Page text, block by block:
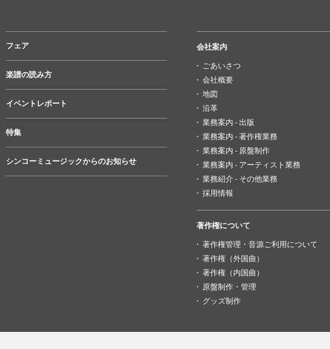
フェア
楽譜の読み方
イベントレポート
特集
シンコーミュージックからのお知らせ
会社案内
ごあいさつ
会社概要
地図
沿革
業務案内 - 出版
業務案内 - 著作権業務
業務案内 - 原盤制作
業務案内 - アーティスト業務
業務紹介 - その他業務
採用情報
著作権について
著作権管理・音源ご利用について
著作権（外国曲）
著作権（内国曲）
原盤制作・管理
グッズ制作